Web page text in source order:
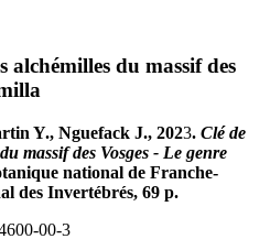
alchémilles du massif des
Y., Nguefack J., 2023. Clé de
massif des Vosges - Le genre
national de Franche-
des Invertébrés, 69 p.
00-3